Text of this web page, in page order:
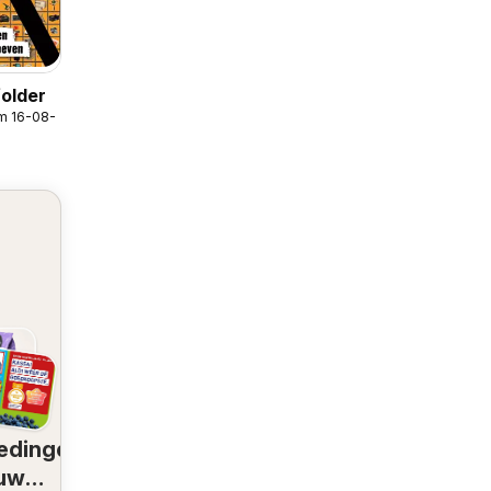
16-08-2026